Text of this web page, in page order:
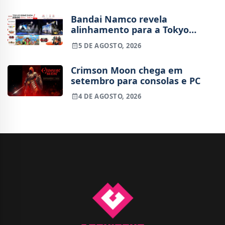
Bandai Namco revela
alinhamento para a Tokyo
Game Show 2026
5 DE AGOSTO, 2026
Crimson Moon chega em
setembro para consolas e PC
4 DE AGOSTO, 2026